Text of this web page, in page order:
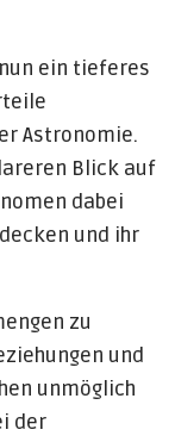
ein tieferes
Astronomie.
Blick auf
dabei
und ihr
zu
und
unmöglich
der